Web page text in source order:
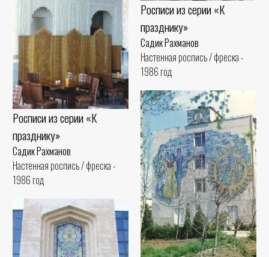
Росписи из серии «К
празднику»
Садик Рахманов
Настенная роспись / фреска -
1986 год
Росписи из серии «К
празднику»
Садик Рахманов
Настенная роспись / фреска -
1986 год